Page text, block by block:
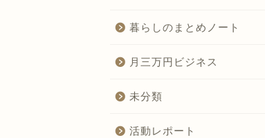
暮らしのまとめノート
月三万円ビジネス
未分類
活動レポート